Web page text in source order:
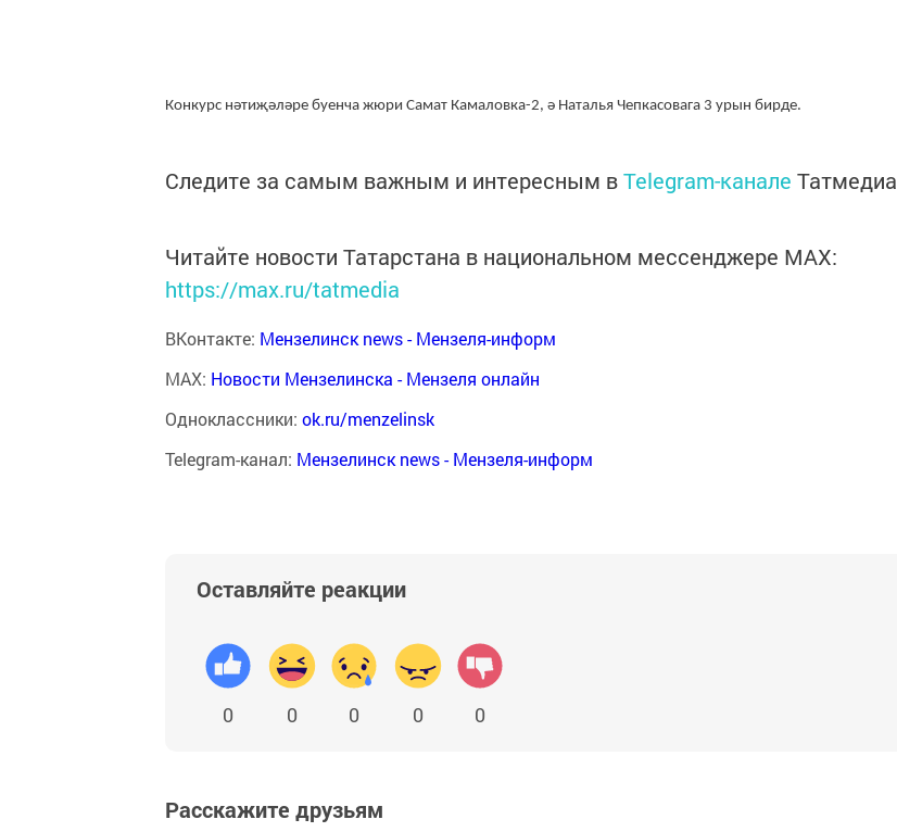
Конкурс нәтиҗәләре буенча жюри Самат Камаловка-2, ә Наталья Чепкасовага 3 урын бирде.
Следите за самым важным и интересным вTelegram-канале Татмедиа
Читайте новости Татарстана в национальном мессенджере MАХ:
https://max.ru/tatmedia
ВКонтакте: Мензелинск news - Мензеля-информ
MAX: Новости Мензелинска - Мензеля онлайн
Одноклассники: ok.ru/menzelinsk
Telegram-канал: Мензелинск news - Мензеля-информ
Оставляйте реакции
0 0 0 0 0
Расскажите друзьям